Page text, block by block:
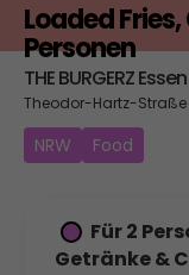
Loaded
Personen
THE BURGERZ
Theodor-Hartz-Straße
NRW Food
Für 2
Getränke &